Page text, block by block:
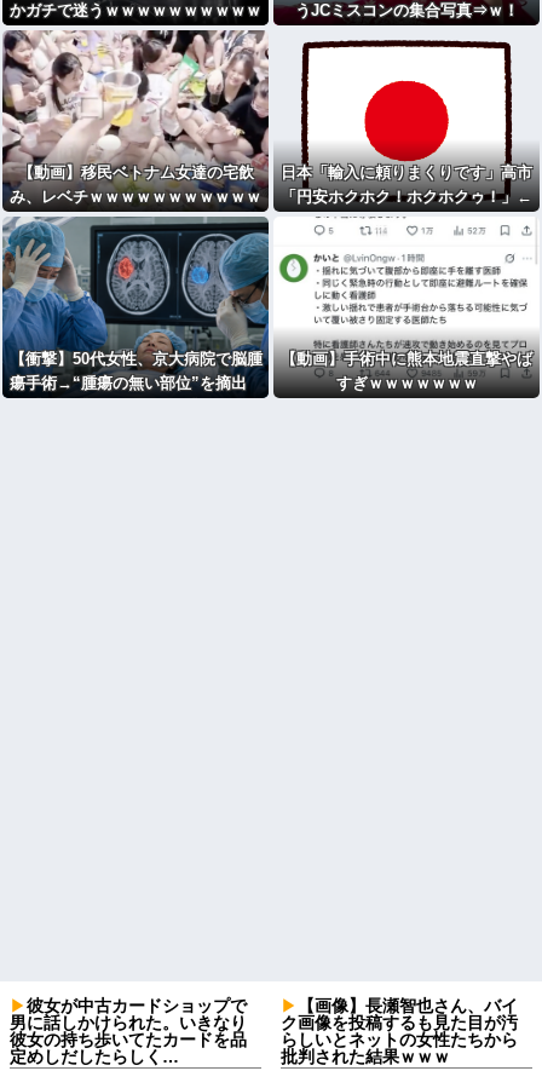
かガチで迷うｗｗｗｗｗｗｗｗｗｗ
うJCミスコンの集合写真⇒ｗ！
【動画】移民ベトナム女達の宅飲
み、レベチｗｗｗｗｗｗｗｗｗｗｗ
ｗｗｗｗｗｗｗｗｗｗｗｗｗ
日本「輸入に頼りまくりです」高市
「円安ホクホク！ホクホクゥ！」←
【衝撃】50代女性、京大病院で脳腫
瘍手術→“腫瘍の無い部位”を摘出
【動画】手術中に熊本地震直撃やば
すぎｗｗｗｗｗｗｗ
彼女が中古カードショップで
男に話しかけられた。いきなり
彼女の持ち歩いてたカードを品
定めしだしたらしく…
【画像】長瀬智也さん、バイ
ク画像を投稿するも見た目が汚
らしいとネットの女性たちから
批判された結果ｗｗｗ